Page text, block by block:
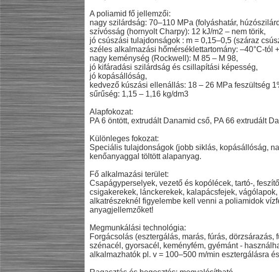
A poliamid fő jellemzői:
nagy szilárdság: 70–110 MPa (folyáshatár,
szívósság (hornyolt Charpy): 12 kJ/m2 – nem törik,
jó csúszási tulajdonságok : m = 0,15–0,5 (száraz
széles alkalmazási hőmérséklettartomány: –40°C-tól
nagy keménység (Rockwell): M 85 – M 98,
jó kifáradási szilárdság és csillapítási képesség,
jó kopásállóság,
kedvező kúszási ellenállás: 18 – 26 MPa feszültség
sűrűség: 1,15 – 1,16 kg/dm3
Alapfokozat:
PA 6 öntött, extrudált Danamid cső, PA 66 extrudált
Különleges fokozat:
Speciális tulajdonságok (jobb siklás, kopásállóság,
kenőanyaggal töltött alapanyag.
Fő alkalmazási terület:
Csapágyperselyek, vezető és kopólécek, tartó-,
csigakerekek, lánckerekek, kalapácsfejek,
alkatrészeknél figyelembe kell venni a poliamidok
anyagjellemzőket!
Megmunkálási technológia:
Forgácsolás (esztergálás, marás, fúrás,
szénacél, gyorsacél, keményfém, gyémánt -
alkalmazhatók pl. v = 100–500 m/min esztergálásra